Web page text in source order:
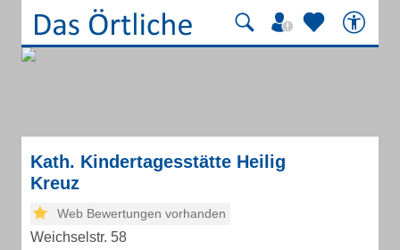
Kath. Kindertagesstätte Heilig
Kreuz
Web Bewertungen vorhanden
Weichselstr. 58